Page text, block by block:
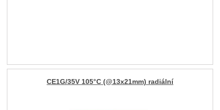
CE1G/35V 105°C (@13x21mm) radiální